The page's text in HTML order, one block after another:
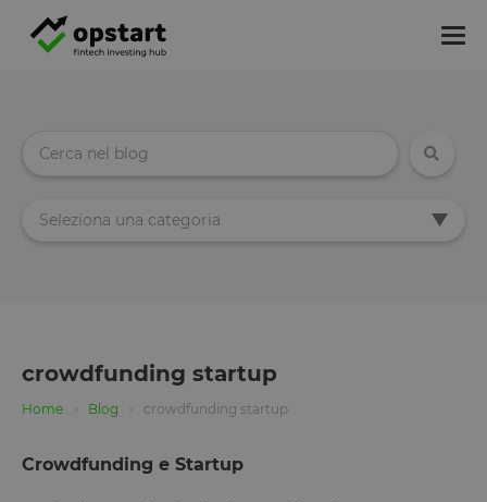
Seleziona una categoria
crowdfunding startup
Home Blog crowdfunding startup
Crowdfunding e Startup